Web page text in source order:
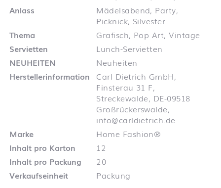
Anlass
Mädelsabend, Party,
Picknick, Silvester
Thema
Grafisch, Pop Art, Vintage
Servietten
Lunch-Servietten
NEUHEITEN
Neuheiten
Herstellerinformation
Carl Dietrich GmbH,
Finsterau 31 F,
Streckewalde, DE-09518
Großrückerswalde,
info@carldietrich.de
Marke
Home Fashion®
Inhalt pro Karton
12
Inhalt pro Packung
20
Verkaufseinheit
Packung